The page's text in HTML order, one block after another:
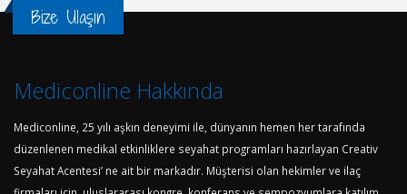
Bize Ulaşın
Mediconline Hakkında
Mediconline, 25 yılı aşkın deneyimi ile, dünyanın hemen her tarafında
düzenlenen medikal etkinliklere seyahat programları hazırlayan Creativ
Seyahat Acentesi’ ne ait bir markadır. Müşterisi olan hekimler ve ilaç